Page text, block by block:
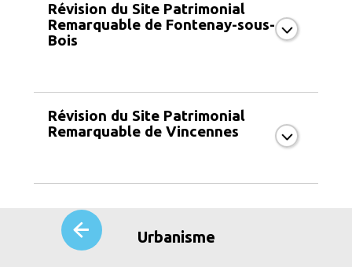
Révision du Site Patrimonial
Remarquable de Fontenay-sous-
Bois
Révision du Site Patrimonial
Remarquable de Vincennes
Urbanisme